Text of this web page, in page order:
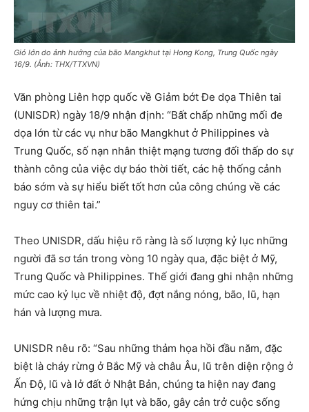
Gió lớn do ảnh hưởng của bão Mangkhut tại Hong Kong, Trung Quốc ngày
16/9. (Ảnh: THX/TTXVN)
Văn phòng Liên hợp quốc về Giảm bớt Đe dọa Thiên tai
(UNISDR) ngày 18/9 nhận định: “Bất chấp những mối đe
dọa lớn từ các vụ như bão Mangkhut ở Philippines và
Trung Quốc, số nạn nhân thiệt mạng tương đối thấp do sự
thành công của việc dự báo thời tiết, các hệ thống cảnh
báo sớm và sự hiểu biết tốt hơn của công chúng về các
nguy cơ thiên tai.”
Theo UNISDR, dấu hiệu rõ ràng là số lượng kỷ lục những
người đã sơ tán trong vòng 10 ngày qua, đặc biệt ở Mỹ,
Trung Quốc và Philippines. Thế giới đang ghi nhận những
mức cao kỷ lục về nhiệt độ, đợt nắng nóng, bão, lũ, hạn
hán và lượng mưa.
UNISDR nêu rõ: “Sau những thảm họa hồi đầu năm, đặc
biệt là cháy rừng ở Bắc Mỹ và châu Âu, lũ trên diện rộng ở
Ấn Độ, lũ và lở đất ở Nhật Bản, chúng ta hiện nay đang
hứng chịu những trận lụt và bão, gây cản trở cuộc sống